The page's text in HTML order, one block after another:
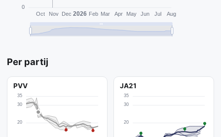
Per partij
PVV JA21